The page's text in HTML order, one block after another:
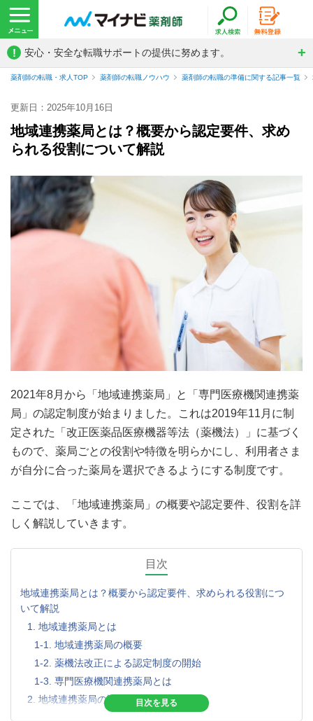
! 安心・安全な転職サポートの提供に努めます。
薬剤師の転職・求人TOP 薬剤師の転職ノウハウ 薬剤師の転職の準備に関する記事一覧
更新日：2025年10月16日
地域連携薬局とは？概要から認定要件、求め
られる役割について解説
2021年8月から「地域連携薬局」と「専門医療機関連携薬
局」の認定制度が始まりました。これは2019年11月に制
定された「改正医薬品医療機器等法（薬機法）」に基づく
もので、薬局ごとの役割や特徴を明らかにし、利用者さま
が自分に合った薬局を選択できるようにする制度です。
ここでは、「地域連携薬局」の概要や認定要件、役割を詳
しく解説していきます。
目次
地域連携薬局とは？概要から認定要件、求められる役割につ
いて解説
1. 地域連携薬局とは
1-1. 地域連携薬局の概要
1-2. 薬機法改正による認定制度の開始
1-3. 専門医療機関連携薬局とは
2. 地域連携薬局の認定要件